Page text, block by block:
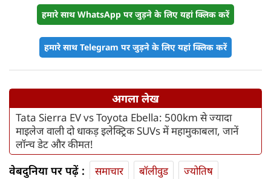
हमारे साथ WhatsApp पर जुड़ने के लिए यहां क्लिक करें
हमारे साथ Telegram पर जुड़ने के लिए यहां क्लिक करें
अगला लेख
Tata Sierra EV vs Toyota Ebella: 500km से ज्यादा
माइलेज वाली दो धाकड़ इलेक्ट्रिक SUVs में महामुकाबला, जानें
लॉन्च डेट और कीमत!
वेबदुनिया पर पढ़ें : समाचार बॉलीवुड
ज्योतिष